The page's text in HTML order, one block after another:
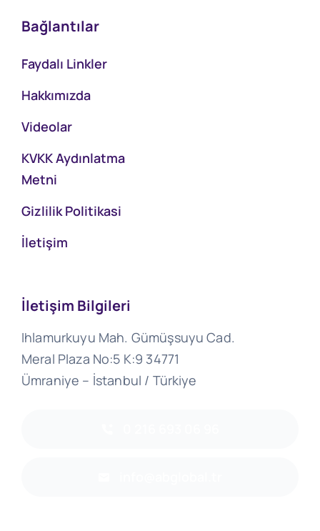
Bağlantılar
Faydalı Linkler
Hakkımızda
Videolar
KVKK Aydınlatma
Metni
Gizlilik Politikasi
İletişim
İletişim Bilgileri
Ihlamurkuyu Mah. Gümüşsuyu Cad.
Meral Plaza No:5 K:9 34771
Ümraniye – İstanbul / Türkiye